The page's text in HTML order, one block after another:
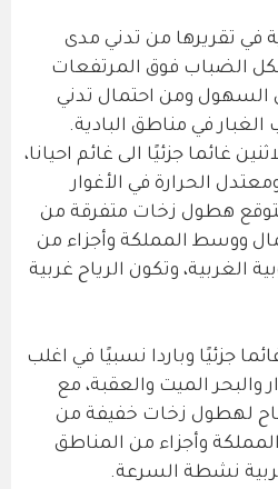
في تقريرها من تدني مدى
الضباب فوق المرتفعات
السهول ومن احتمال تدني
في مناطق البادية.
غائما جزئيًا الى غائم احيانا،
الحرارة في الأغوار
هطول زخات متفرقة من
ووسط المملكة وأجزاء من
الغربية، وتكون الرياح غربية
جزئيًا وباردا نسبيًا في اغلب
والبحر الميت والعقبة، مع
لهطول زخات خفيفة من
وأجزاء من المناطق
نشطة السرعة.